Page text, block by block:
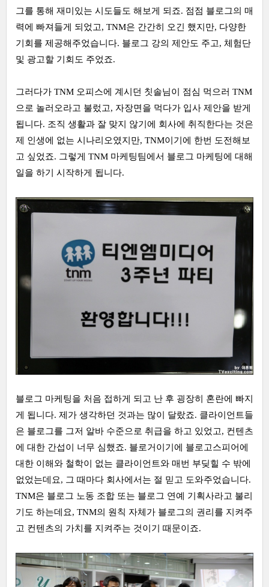
그를 통해 재미있는 시도들도 해보게 되죠. 점점 블로그의 매
력에 빠져들게 되었고, TNM은 간간히 오긴 했지만, 다양한
기회를 제공해주었습니다. 블로그 강의 제안도 주고, 체험단
및 광고할 기회도 주었죠.
그러다가 TNM 오피스에 계시던 칫솔님이 점심 먹으러 TNM
으로 놀러오라고 불렀고, 자장면을 먹다가 입사 제안을 받게
됩니다. 조직 생활과 잘 맞지 않기에 회사에 취직한다는 것은
제 인생에 없는 시나리오였지만, TNM이기에 한번 도전해보
고 싶었죠. 그렇게 TNM 마케팅팀에서 블로그 마케팅에 대해
일을 하기 시작하게 됩니다.
블로그 마케팅을 처음 접하게 되고 난 후 굉장히 혼란에 빠지
게 됩니다. 제가 생각하던 것과는 많이 달랐죠. 클라이언트들
은 블로그를 그저 알바 수준으로 취급을 하고 있었고, 컨텐츠
에 대한 간섭이 너무 심했죠. 블로거이기에 블로고스피어에
대한 이해와 철학이 없는 클라이언트와 매번 부딪힐 수 밖에
없었는데요, 그 때마다 회사에서는 절 믿고 도와주었습니다.
TNM은 블로그 노동 조합 또는 블로그 연예 기획사라고 불리
기도 하는데요, TNM의 원칙 자체가 블로그의 권리를 지켜주
고 컨텐츠의 가치를 지켜주는 것이기 때문이죠.